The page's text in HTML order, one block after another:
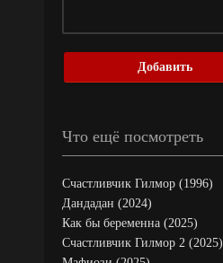
Добавить
Что ещё посмотреть
Счастливчик Гилмор (1996)
Дандадан (2024)
Как бы беременна (2025)
Счастливчик Гилмор 2 (2025)